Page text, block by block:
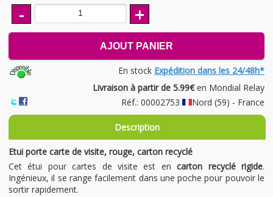
- +
AJOUT PANIER
En stock Expédition dans les 24/48h*
Livraison à partir de 5.99€en Mondial Relay
Réf.: 00002753
Nord (59) - France
Description
Etui porte carte de visite, rouge, carton recyclé
Cet étui pour cartes de visite est encarton recyclé rigide.
Ingénieux, il se range facilement dans une poche pour pouvoir le
sortir rapidement.